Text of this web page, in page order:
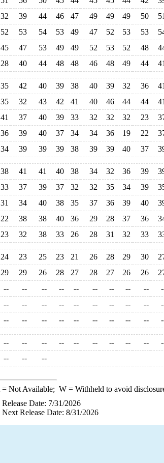
32 39 44 46 47 49 49 49 50
51
52 53 54 53 49 47 52 53 53
45 47 53 49 49 52 53 52 48
28 40 44 48 48 46 48 49 44 41
35 42 40 39 38 40 39 32 36
41
35 32 43 42 41 40 46 44 44
41
41 37 40 39 33 32 32 32 23
36 39 40 37 34 34 36 19 22
34 39 39 39 38 39 39 40 37
38 41 41 40 38 34 32 36 39
33 37 39 37 32 32 35 34 39
31 34 40 38 35 37 36 39 40
22 38 38 40 36 29 28 37 36
23 32 38 33 26 28 31 32 33
24 23 25 23 21 26 28 29 30
29 29 26 28 27 28 27 26 26
-- -- -- -- -- -- -- -- --
-- -- -- -- -- -- -- -- --
-- -- -- -- -- -- -- -- --
-- -- -- -- -- -- -- -- --
-- -- --
= Not Available; W= Withheld to avoid
Release Date: 7/31/2026
Next Release Date: 8/31/2026